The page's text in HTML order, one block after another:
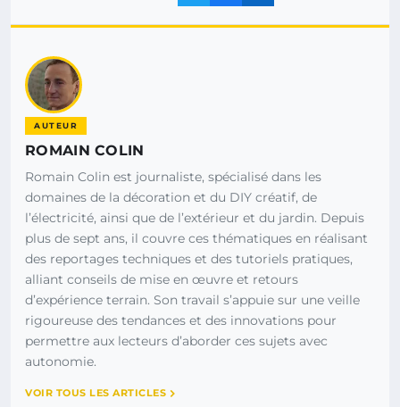
AUTEUR
ROMAIN COLIN
Romain Colin est journaliste, spécialisé dans les
domaines de la décoration et du DIY créatif, de
l’électricité, ainsi que de l’extérieur et du jardin. Depuis
plus de sept ans, il couvre ces thématiques en réalisant
des reportages techniques et des tutoriels pratiques,
alliant conseils de mise en œuvre et retours
d’expérience terrain. Son travail s’appuie sur une veille
rigoureuse des tendances et des innovations pour
permettre aux lecteurs d’aborder ces sujets avec
autonomie.
VOIR TOUS LES ARTICLES